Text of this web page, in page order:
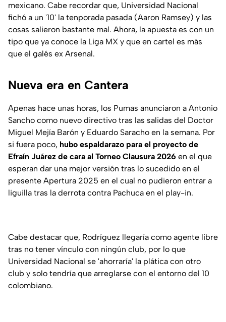
mexicano. Cabe recordar que, Universidad Nacional
fichó a un '10' la tenporada pasada (Aaron Ramsey) y las
cosas salieron bastante mal. Ahora, la apuesta es con un
tipo que ya conoce la Liga MX y que en cartel es más
que el galés ex Arsenal.
Nueva era en Cantera
Apenas hace unas horas, los Pumas anunciaron a Antonio
Sancho como nuevo directivo tras las salidas del Doctor
Miguel Mejía Barón y Eduardo Saracho en la semana. Por
si fuera poco, hubo espaldarazo para el proyecto de
Efraín Juárez de cara al Torneo Clausura 2026 en el que
esperan dar una mejor versión tras lo sucedido en el
presente Apertura 2025 en el cual no pudieron entrar a
liguilla tras la derrota contra Pachuca en el play-in.
Cabe destacar que, Rodríguez llegaría como agente libre
tras no tener vínculo con ningún club, por lo que
Universidad Nacional se 'ahorraría' la plática con otro
club y solo tendría que arreglarse con el entorno del 10
colombiano.